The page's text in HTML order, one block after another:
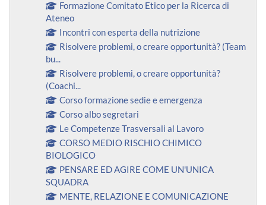
Formazione Comitato Etico per la Ricerca di
Ateneo
Incontri con esperta della nutrizione
Risolvere problemi, o creare opportunità? (Team
bu...
Risolvere problemi, o creare opportunità?
(Coachi...
Corso formazione sedie e emergenza
Corso albo segretari
Le Competenze Trasversali al Lavoro
CORSO MEDIO RISCHIO CHIMICO
BIOLOGICO
PENSARE ED AGIRE COME UN'UNICA
SQUADRA
MENTE, RELAZIONE E COMUNICAZIONE